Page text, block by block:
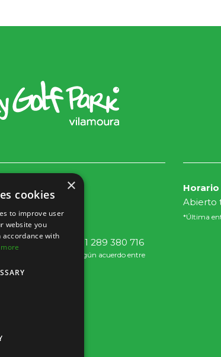
– Algarve
300 800 · Fax: +351 289 380 716
Fija Nacional, tarifa según acuerdo entre
Horario
Abierto
*Última
×
cookies
to improve user
website you
accordance with